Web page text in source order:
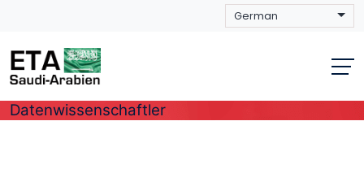
Datenwissenschaftler